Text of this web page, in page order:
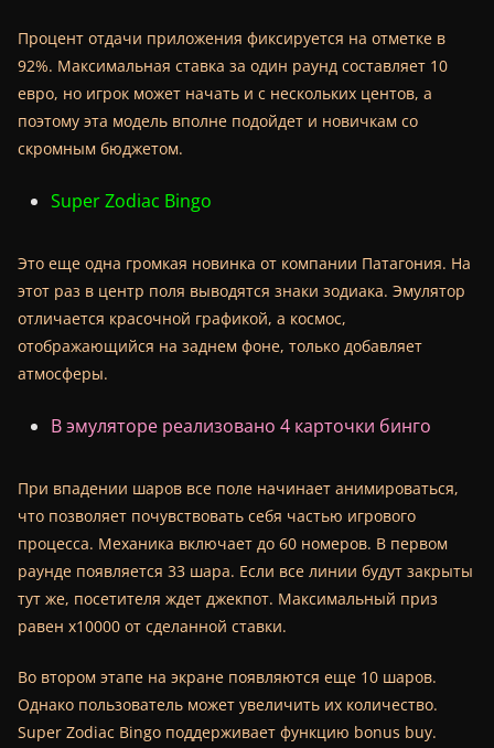
Процент отдачи приложения фиксируется на отметке в
92%. Максимальная ставка за один раунд составляет 10
евро, но игрок может начать и с нескольких центов, а
поэтому эта модель вполне подойдет и новичкам со
скромным бюджетом.
Super Zodiac Bingo
Это еще одна громкая новинка от компании Патагония. На
этот раз в центр поля выводятся знаки зодиака. Эмулятор
отличается красочной графикой, а космос,
отображающийся на заднем фоне, только добавляет
атмосферы.
В эмуляторе реализовано 4 карточки бинго
При впадении шаров все поле начинает анимироваться,
что позволяет почувствовать себя частью игрового
процесса. Механика включает до 60 номеров. В первом
раунде появляется 33 шара. Если все линии будут закрыты
тут же, посетителя ждет джекпот. Максимальный приз
равен х10000 от сделанной ставки.
Во втором этапе на экране появляются еще 10 шаров.
Однако пользователь может увеличить их количество.
Super Zodiac Bingo поддерживает функцию bonus buy.